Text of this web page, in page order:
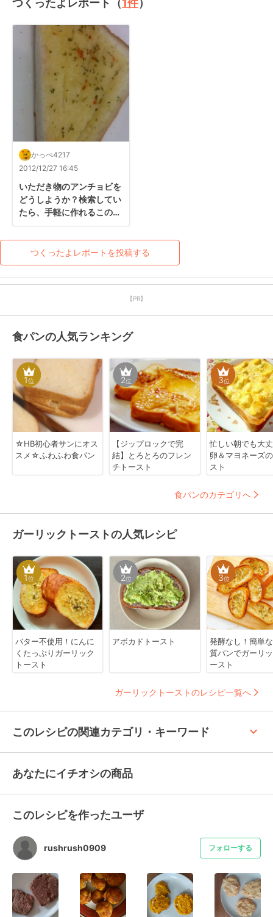
つくったよレポート（1 件）
かっぺ4217
2012/12/27 16:45
いただき物のアンチョビを
どうしようか？検索してい
たら、手軽に作れるこのレ
るのでかなり少しにしまし
たが、とってもおいしかっ
たです！高級感が
つくったよレポートを投稿する
【PR】
食パンの人気ランキング
1位
☆HB初心者サンにオス
スメ☆ふわふわ食パン
2位
【ジップロックで完
結】とろとろのフレン
チトースト
3位
忙しい朝でも大
卵＆マヨネーズ
スト
食パンのカテゴリへ
ガーリックトーストの人気レシピ
1位
バター不使用！にんに
くたっぷりガーリック
トースト
2位
アボカドトースト
3位
発酵なし！簡単
質パンでガーリ
ースト
ガーリックトーストのレシピ一覧へ
このレシピの関連カテゴリ・キーワード keyboard_arrow_up
あなたにイチオシの商品
このレシピを作ったユーザ
rushrush0909 フォローする